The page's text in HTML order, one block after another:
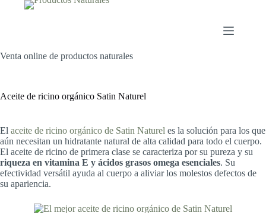
Venta online de productos naturales
Aceite de ricino orgánico Satin Naturel
El aceite de ricino orgánico de Satin Naturel es la solución para los que
aún necesitan un hidratante natural de alta calidad para todo el cuerpo.
El aceite de ricino de primera clase se caracteriza por su pureza y su
riqueza en vitamina E y ácidos grasos omega esenciales. Su
efectividad versátil ayuda al cuerpo a aliviar los molestos defectos de
su apariencia.